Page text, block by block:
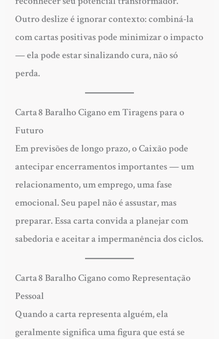
Outro deslize é ignorar contexto: combiná-la
com cartas positivas pode minimizar o impacto
— ela pode estar sinalizando cura, não só
perda.
Carta 8 Baralho Cigano em Tiragens para o
Futuro
Em previsões de longo prazo, o Caixão pode
antecipar encerramentos importantes — um
relacionamento, um emprego, uma fase
emocional. Seu papel não é assustar, mas
preparar. Essa carta convida a planejar com
sabedoria e aceitar a impermanência dos ciclos.
Carta 8 Baralho Cigano como Representação
Pessoal
Quando a carta representa alguém, ela
geralmente significa uma figura que está se